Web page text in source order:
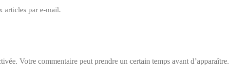
articles par e-mail.
Votre commentaire peut prendre un certain temps avant d’apparaître.